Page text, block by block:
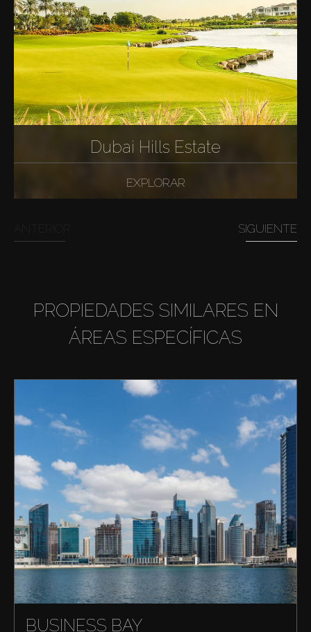
Dubai Hills Estate
EXPLORAR
SIGUIENTE
PROPIEDADES SIMILARES EN
ÁREAS ESPECÍFICAS
BUSINESS BAY